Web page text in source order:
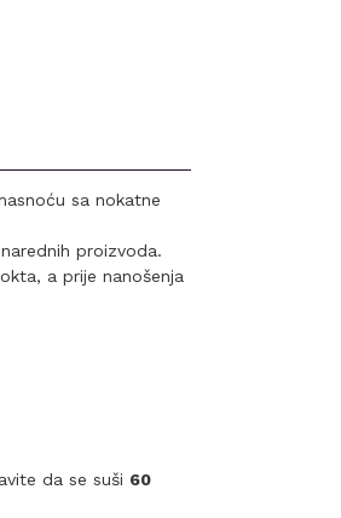
sa nokatne
proizvoda.
a prije nanošenja
da se suši 60